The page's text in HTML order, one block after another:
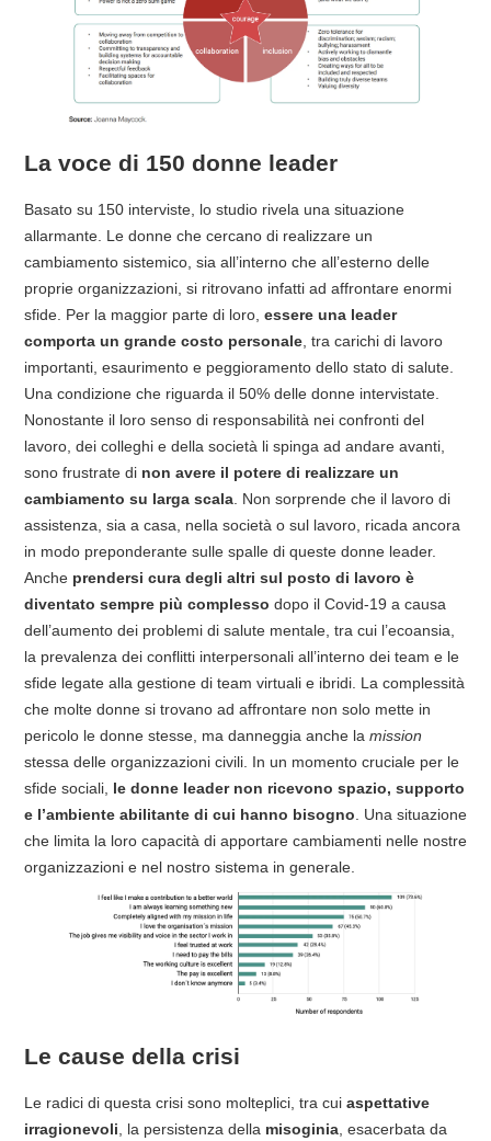
La voce di 150 donne leader
Basato su 150 interviste, lo studio rivela una situazione
allarmante. Le donne che cercano di realizzare un
cambiamento sistemico, sia all’interno che all’esterno delle
proprie organizzazioni, si ritrovano infatti ad affrontare enormi
sfide. Per la maggior parte di loro, essere una leader
comporta un grande costo personale , tra carichi di lavoro
importanti, esaurimento e peggioramento dello stato di salute.
Una condizione che riguarda il 50% delle donne intervistate.
Nonostante il loro senso di responsabilità nei confronti del
lavoro, dei colleghi e della società li spinga ad andare avanti,
sono frustrate di non avere il potere di realizzare un
cambiamento su larga scala . Non sorprende che il lavoro di
assistenza, sia a casa, nella società o sul lavoro, ricada ancora
in modo preponderante sulle spalle di queste donne leader.
Anche prendersi cura degli altri sul posto di lavoro è
diventato sempre più complesso dopo il Covid-19 a causa
dell’aumento dei problemi di salute mentale, tra cui l’ecoansia,
la prevalenza dei conflitti interpersonali all’interno dei team e le
sfide legate alla gestione di team virtuali e ibridi. La complessità
che molte donne si trovano ad affrontare non solo mette in
pericolo le donne stesse, ma danneggia anche la mission
stessa delle organizzazioni civili. In un momento cruciale per le
sfide sociali, le donne leader non ricevono spazio, supporto
e l’ambiente abilitante di cui hanno bisogno . Una situazione
che limita la loro capacità di apportare cambiamenti nelle nostre
organizzazioni e nel nostro sistema in generale.
Le cause della crisi
Le radici di questa crisi sono molteplici, tra cui aspettative
irragionevoli , la persistenza della misoginia , esacerbata da